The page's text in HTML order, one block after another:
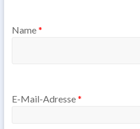
Name*
E-Mail-Adresse*